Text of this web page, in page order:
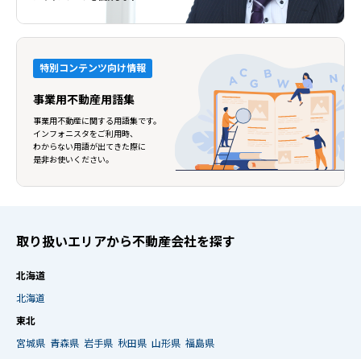
特別コンテンツ向け情報
事業用不動産用語集
事業用不動産に関する用語集です。
インフォニスタをご利用時、
わからない用語が出てきた際に
是非お使いください。
取り扱いエリアから不動産会社を探す
北海道
北海道
東北
宮城県 青森県 岩手県 秋田県 山形県 福島県